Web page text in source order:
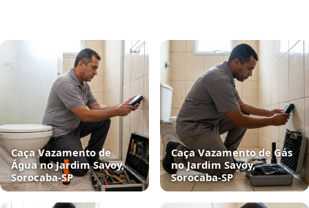
Caça Vazamento de
Água no Jardim Savoy,
Sorocaba‑SP
Caça Vazamento de Gás
no Jardim Savoy,
Sorocaba‑SP